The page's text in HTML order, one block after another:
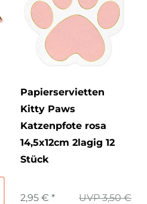
Papierservietten
Kitty Paws
Katzenpfote rosa
14,5x12cm 2lagig 12
Stück
UVP 3,50 €
2,95 € *